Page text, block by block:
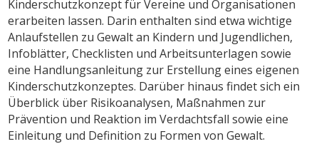
Kinderschutzkonzept für Vereine und Organisationen
erarbeiten lassen. Darin enthalten sind etwa wichtige
Anlaufstellen zu Gewalt an Kindern und Jugendlichen,
Infoblätter, Checklisten und Arbeitsunterlagen sowie
eine Handlungsanleitung zur Erstellung eines eigenen
Kinderschutzkonzeptes. Darüber hinaus findet sich ein
Überblick über Risikoanalysen, Maßnahmen zur
Prävention und Reaktion im Verdachtsfall sowie eine
Einleitung und Definition zu Formen von Gewalt.